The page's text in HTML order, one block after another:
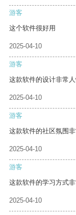
游客
这个软件很好用
2025-04-10
游客
这款软件的设计非常
2025-04-10
游客
这款软件的社区氛围
2025-04-10
游客
这款软件的学习方式
2025-04-10